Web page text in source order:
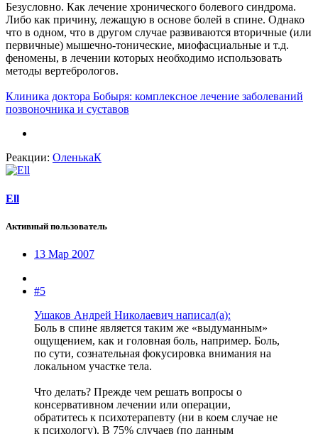
Безусловно. Как лечение хронического болевого синдрома.
Либо как причину, лежащую в основе болей в спине. Однако
что в одном, что в другом случае развиваются вторичные (или
первичные) мышечно-тонические, миофасциальные и т.д.
феномены, в лечении которых необходимо использовать
методы вертебрологов.
Клиника доктора Бобыря: комплексное лечение заболеваний
позвоночника и суставов
Реакции: ОленькаК
Ell
Активный пользователь
13 Мар 2007
#5
Ушаков Андрей Николаевич написал(а):
Боль в спине является таким же «выдуманным»
ощущением, как и головная боль, например. Боль,
по сути, сознательная фокусировка внимания на
локальном участке тела.
Что делать? Прежде чем решать вопросы о
консервативном лечении или операции,
обратитесь к психотерапевту (ни в коем случае не
к психологу). В 75% случаев (по данным